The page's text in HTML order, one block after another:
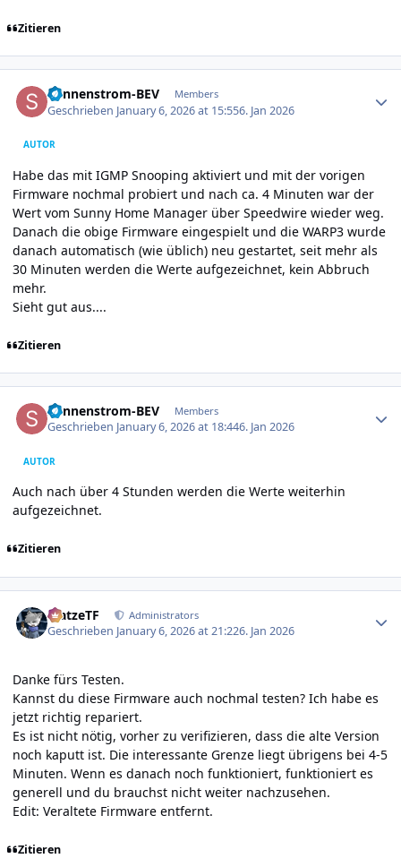
Zitieren
Sonnenstrom-BEV Members
Geschrieben January 6, 2026 at 15:556. Jan 2026
AUTOR
Habe das mit IGMP Snooping aktiviert und mit der vorigen
Firmware nochmal probiert und nach ca. 4 Minuten war der
Wert vom Sunny Home Manager über Speedwire wieder weg.
Danach die obige Firmware eingespielt und die WARP3 wurde
danach automatisch (wie üblich) neu gestartet, seit mehr als
30 Minuten werden die Werte aufgezeichnet, kein Abbruch
mehr.
Sieht gut aus....
Zitieren
Sonnenstrom-BEV Members
Geschrieben January 6, 2026 at 18:446. Jan 2026
AUTOR
Auch nach über 4 Stunden werden die Werte weiterhin
aufgezeichnet.
Zitieren
MatzeTF Administrators
Geschrieben January 6, 2026 at 21:226. Jan 2026
Danke fürs Testen.
Kannst du diese Firmware auch nochmal testen? Ich habe es
jetzt richtig repariert.
Es ist nicht nötig, vorher zu verifizieren, dass die alte Version
noch kaputt ist. Die interessante Grenze liegt übrigens bei 4-5
Minuten. Wenn es danach noch funktioniert, funktioniert es
generell und du brauchst nicht weiter nachzusehen.
Edit: Veraltete Firmware entfernt.
Zitieren